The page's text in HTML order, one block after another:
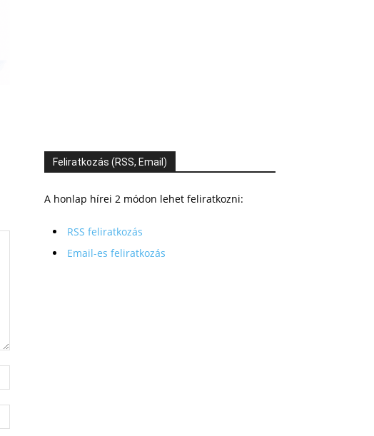
Feliratkozás (RSS, Email)
A honlap hírei 2 módon lehet feliratkozni:
RSS feliratkozás
Email-es feliratkozás